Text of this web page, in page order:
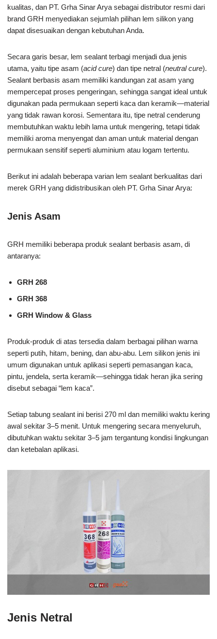
kualitas, dan PT. Grha Sinar Arya sebagai distributor resmi dari
brand GRH menyediakan sejumlah pilihan lem silikon yang
dapat disesuaikan dengan kebutuhan Anda.
Secara garis besar, lem sealant terbagi menjadi dua jenis
utama, yaitu tipe asam (acid cure) dan tipe netral (neutral cure).
Sealant berbasis asam memiliki kandungan zat asam yang
mempercepat proses pengeringan, sehingga sangat ideal untuk
digunakan pada permukaan seperti kaca dan keramik—material
yang tidak rawan korosi. Sementara itu, tipe netral cenderung
membutuhkan waktu lebih lama untuk mengering, tetapi tidak
memiliki aroma menyengat dan aman untuk material dengan
permukaan sensitif seperti aluminium atau logam tertentu.
Berikut ini adalah beberapa varian lem sealant berkualitas dari
merek GRH yang didistribusikan oleh PT. Grha Sinar Arya:
Jenis Asam
GRH memiliki beberapa produk sealant berbasis asam, di
antaranya:
GRH 268
GRH 368
GRH Window & Glass
Produk-produk di atas tersedia dalam berbagai pilihan warna
seperti putih, hitam, bening, dan abu-abu. Lem silikon jenis ini
umum digunakan untuk aplikasi seperti pemasangan kaca,
pintu, jendela, serta keramik—sehingga tidak heran jika sering
disebut sebagai “lem kaca”.
Setiap tabung sealant ini berisi 270 ml dan memiliki waktu kering
awal sekitar 3–5 menit. Untuk mengering secara menyeluruh,
dibutuhkan waktu sekitar 3–5 jam tergantung kondisi lingkungan
dan ketebalan aplikasi.
Jenis Netral